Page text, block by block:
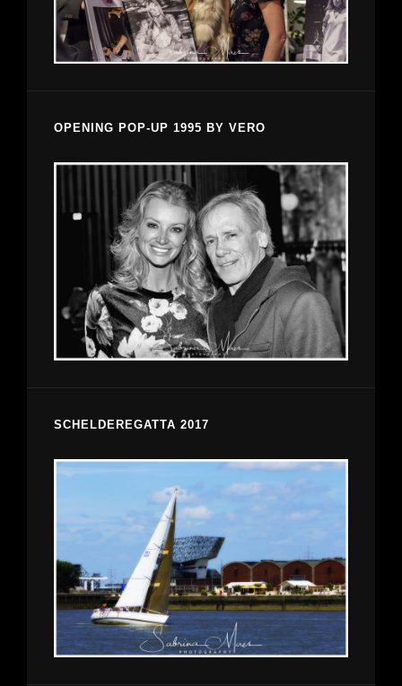
OPENING POP-UP 1995 BY VERO
SCHELDEREGATTA 2017